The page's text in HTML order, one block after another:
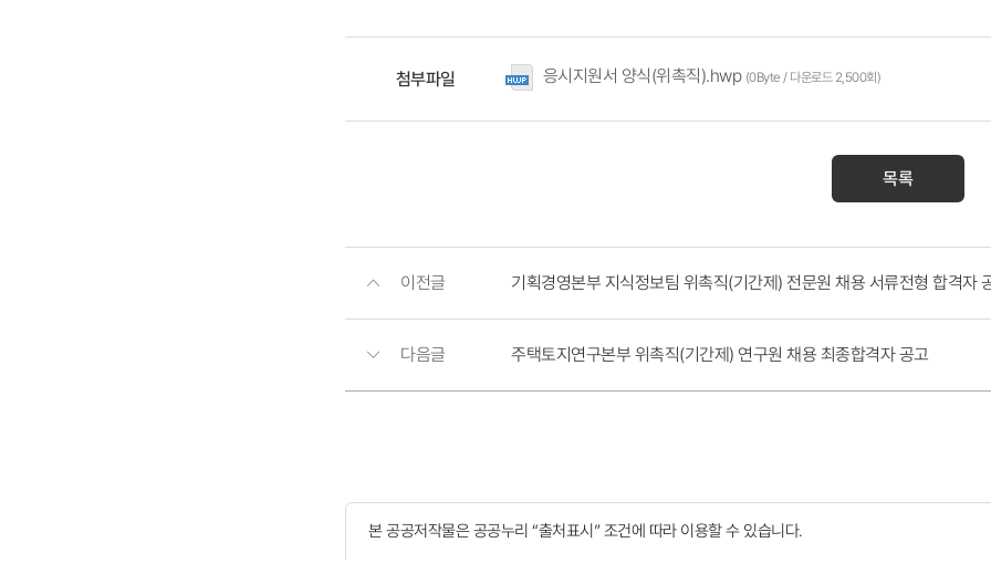
첨부파일 응시지원서 양식(위촉직).hwp (0Byte / 다운로드 2,500회)
목록
이전글 기획경영본부 지식정보팀 위촉직(기간제) 전문원 채용 서류전형 합격자
다음글 주택토지연구본부 위촉직(기간제) 연구원 채용 최종합격자 공고
본 공공저작물은 공공누리 “출처표시”조건에 따라 이용할 수 있습니다.